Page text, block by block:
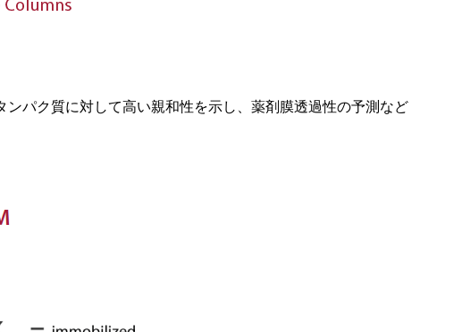
パク質に対して高い親和性を示し、薬剤膜透過性の予測など